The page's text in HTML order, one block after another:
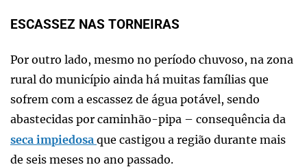
ESCASSEZ NAS TORNEIRAS
Por outro lado, mesmo no período chuvoso, na zona
rural do município ainda há muitas famílias que
sofrem com a escassez de água potável, sendo
abastecidas por caminhão-pipa – consequência da
seca impiedosa que castigou a região durante mais
de seis meses no ano passado.